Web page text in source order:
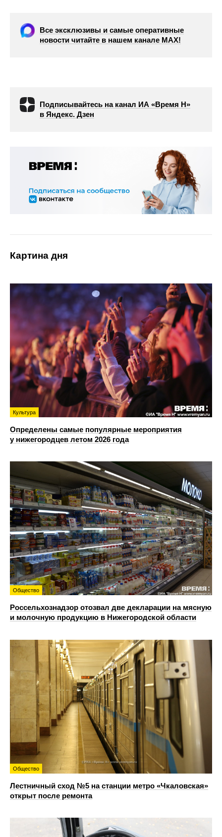
Все эксклюзивы и самые оперативные
новости читайте в нашем канале МАХ!
Подписывайтесь на канал ИА «Время Н»
в Яндекс. Дзен
Картина дня
Культура
Определены самые популярные мероприятия
у нижегородцев летом 2026 года
Общество
Россельхознадзор отозвал две декларации на мясную
и молочную продукцию в Нижегородской области
Общество
Лестничный сход №5 на станции метро «Чкаловская»
открыт после ремонта